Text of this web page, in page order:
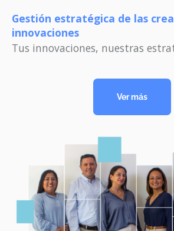
Gestión estratégica de las
innovaciones
Tus innovaciones, nuestras
Ver más